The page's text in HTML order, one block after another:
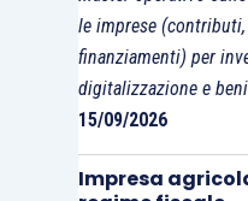
il suo demone, e i
lo sfondo sociale).
del «re di
rende in fondo
successo. E che
terribilmente
le imprese
finanziamenti) per
digitalizzazione e
15/09/2026
Impresa